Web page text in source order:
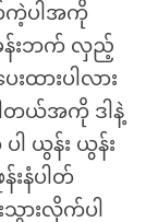
ကဲ့ပါအကို
ခန်းဘက် လှည့်
ထားပါလား
တယ်အကို ဒါနဲ့
ယွန်း ယွန်း
းနံပါတ်
သွားလိုက်ပါ